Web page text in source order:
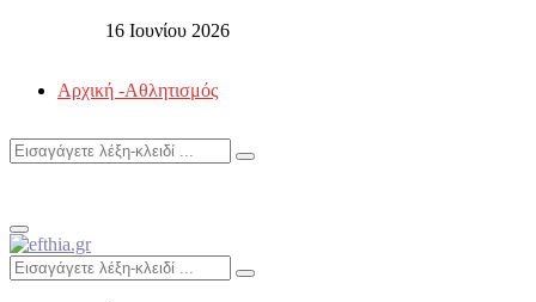
16 Ιουνίου 2026
Αρχική -Αθλητισμός
Search
Search
Primary
Menu
Search
for:
Search